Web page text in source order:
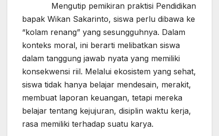
Mengutip pemikiran praktisi Pendidikan
bapak Wikan Sakarinto, siswa perlu dibawa ke
“kolam renang” yang sesungguhnya. Dalam
konteks moral, ini berarti melibatkan siswa
dalam tanggung jawab nyata yang memiliki
konsekwensi riil. Melalui ekosistem yang sehat,
siswa tidak hanya belajar mendesain, merakit,
membuat laporan keuangan, tetapi mereka
belajar tentang kejujuran, disiplin waktu kerja,
rasa memiliki terhadap suatu karya.